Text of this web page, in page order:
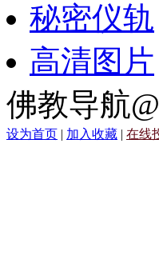
秘密仪轨
高清图片
佛教导航
设为首页 | 加入收藏 | 在线